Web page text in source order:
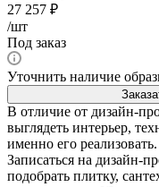
27 257 ₽
/шт
Под заказ
Уточнить наличие
В отличие от дизайн-
выглядеть интерьер,
именно его реализовать.
Записаться на дизайн-
подобрать плитку,